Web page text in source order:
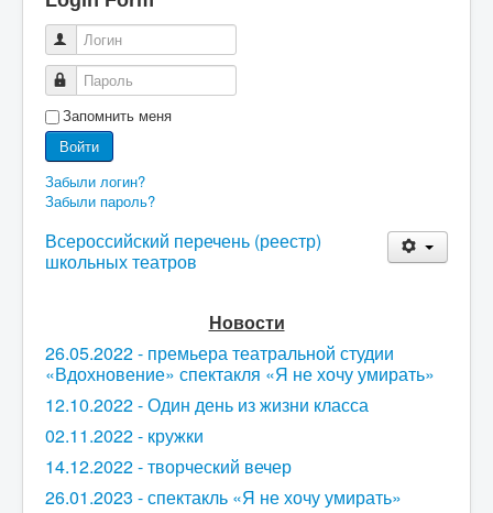
Логин
Пароль
Запомнить меня
Войти
Забыли логин?
Забыли пароль?
Всероссийский перечень (реестр)
школьных театров
Новости
26.05.2022 - премьера театральной студии
«Вдохновение» спектакля «Я не хочу умирать»
12.10.2022 - Один день из жизни класса
02.11.2022 - кружки
14.12.2022 - творческий вечер
26.01.2023 - спектакль «Я не хочу умирать»